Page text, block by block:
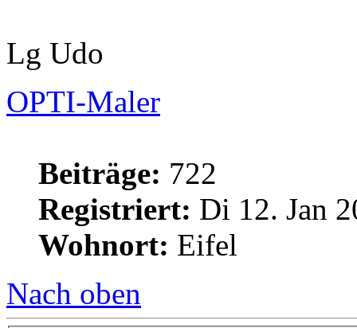
Lg Udo
OPTI-Maler
Beiträge: 722
Registriert: Di 12. Jan
Wohnort: Eifel
Nach oben